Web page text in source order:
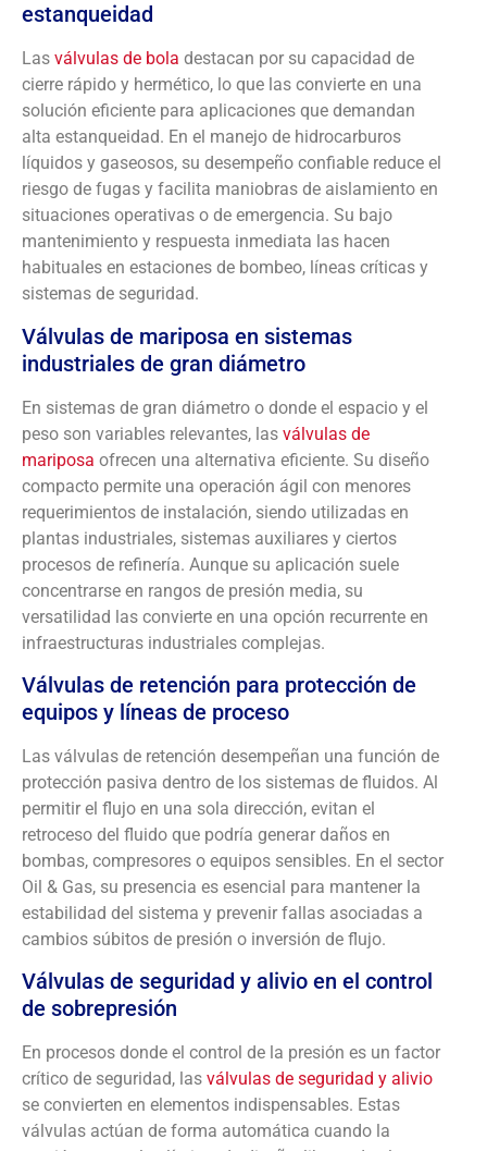
estanqueidad
Las válvulas de bola destacan por su capacidad de
cierre rápido y hermético, lo que las convierte en una
solución eficiente para aplicaciones que demandan
alta estanqueidad. En el manejo de hidrocarburos
líquidos y gaseosos, su desempeño confiable reduce el
riesgo de fugas y facilita maniobras de aislamiento en
situaciones operativas o de emergencia. Su bajo
mantenimiento y respuesta inmediata las hacen
habituales en estaciones de bombeo, líneas críticas y
sistemas de seguridad.
Válvulas de mariposa en sistemas
industriales de gran diámetro
En sistemas de gran diámetro o donde el espacio y el
peso son variables relevantes, las válvulas de
mariposa ofrecen una alternativa eficiente. Su diseño
compacto permite una operación ágil con menores
requerimientos de instalación, siendo utilizadas en
plantas industriales, sistemas auxiliares y ciertos
procesos de refinería. Aunque su aplicación suele
concentrarse en rangos de presión media, su
versatilidad las convierte en una opción recurrente en
infraestructuras industriales complejas.
Válvulas de retención para protección de
equipos y líneas de proceso
Las válvulas de retención desempeñan una función de
protección pasiva dentro de los sistemas de fluidos. Al
permitir el flujo en una sola dirección, evitan el
retroceso del fluido que podría generar daños en
bombas, compresores o equipos sensibles. En el sector
Oil & Gas, su presencia es esencial para mantener la
estabilidad del sistema y prevenir fallas asociadas a
cambios súbitos de presión o inversión de flujo.
Válvulas de seguridad y alivio en el control
de sobrepresión
En procesos donde el control de la presión es un factor
crítico de seguridad, las válvulas de seguridad y alivio
se convierten en elementos indispensables. Estas
válvulas actúan de forma automática cuando la